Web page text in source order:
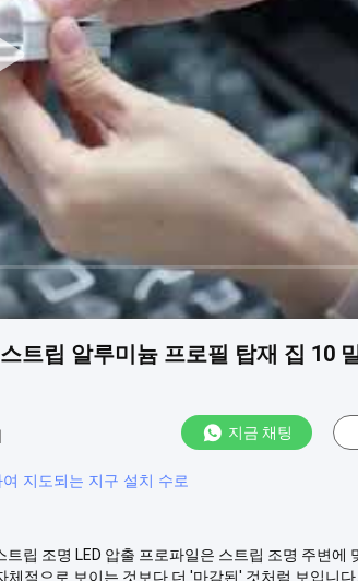
트립 알루미늄 프로필 탑재 집 10
지금 채팅
지도되는 지구 설치 수로
립 조명 LED 압출 프로파일은 스트립 조명 주변에
적으로 보이는 것보다 더 '마감된' 것처럼 보입니다